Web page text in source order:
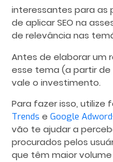
interessantes para as
de aplicar SEO na
de relevância nas
Antes de elaborar um
esse tema (a partir
vale o investimento.
Para fazer isso, utilize
Trends e Google
vão te ajudar a
procurados pelos
que têm maior